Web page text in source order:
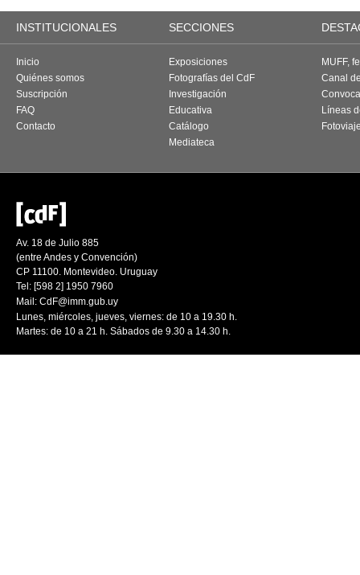
INSTITUCIONALES SECCIONES
Inicio
Quiénes somos
Suscripción
FAQ
Contacto
Exposiciones
Fotografías del CdF
Investigación
Educativa
Catálogo
Mediateca
MUFF,
Canal
Líneas
Av. 18 de Julio 885
(entre Andes y Convención)
CP 11100. Montevideo. Uruguay
Tel: [598 2] 1950 7960
Mail: CdF@imm.gub.uy
Lunes, miércoles, jueves, viernes: de 10 a 19.30 h.
Martes: de 10 a 21 h. Sábados de 9.30 a 14.30 h.